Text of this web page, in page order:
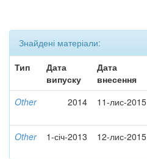
Знайдені матеріали:
Тип
Дата
випуску
Дата
внесення
Other 2014 11-лис-2015
Other 1-січ-2013 12-лис-2015